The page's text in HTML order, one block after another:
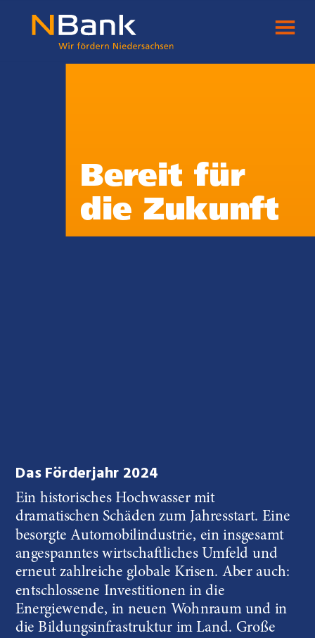
Bereit für
die Zukunft
Das Förderjahr 2024
Ein historisches Hochwasser mit
dramatischen Schäden zum Jahresstart. Eine
besorgte Automobilindustrie, ein insgesamt
angespanntes wirtschaftliches Umfeld und
erneut zahlreiche globale Krisen. Aber auch:
entschlossene Investitionen in die
Energiewende, in neuen Wohnraum und in
die Bildungsinfrastruktur im Land. Große